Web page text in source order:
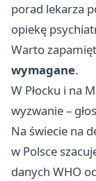
porad lekarza
opiekę
Warto
wymagane.
W Płocku i na
wyzwanie –
Na świecie na
w Polsce
danych WHO